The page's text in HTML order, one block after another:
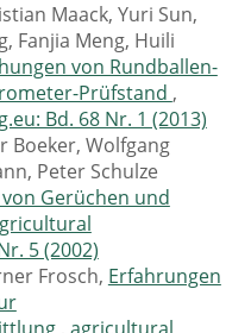
Maack, Yuri Sun,
Fanjia Meng, Huili
von Rundballen-
Prüfstand ,
Bd. 68 Nr. 1 (2013)
Boeker, Wolfgang
Peter Schulze
Gerüchen und
5 (2002)
Frosch, Erfahrungen